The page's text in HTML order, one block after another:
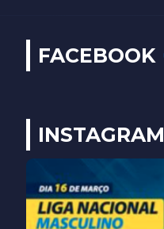
FACEBOOK
INSTAGRAM